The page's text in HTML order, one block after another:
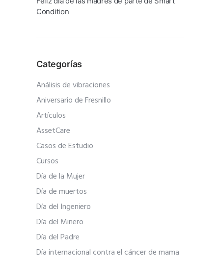
Condition
Categorías
Análisis de vibraciones
Aniversario de Fresnillo
Artículos
AssetCare
Casos de Estudio
Cursos
Día de la Mujer
Día de muertos
Día del Ingeniero
Día del Minero
Día del Padre
Día internacional contra el cáncer de mama